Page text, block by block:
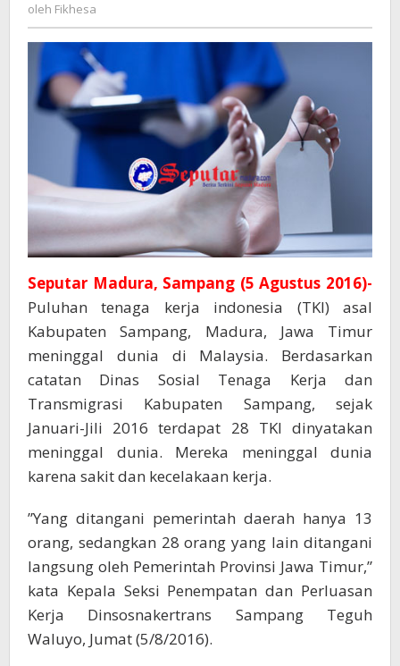
oleh Fikhesa
Seputar Madura, Sampang (5 Agustus 2016)-
Puluhan tenaga kerja indonesia (TKI) asal
Kabupaten Sampang, Madura, Jawa Timur
meninggal dunia di Malaysia. Berdasarkan
catatan Dinas Sosial Tenaga Kerja dan
Transmigrasi Kabupaten Sampang, sejak
Januari-Jili 2016 terdapat 28 TKI dinyatakan
meninggal dunia. Mereka meninggal dunia
karena sakit dan kecelakaan kerja.
”Yang ditangani pemerintah daerah hanya 13
orang, sedangkan 28 orang yang lain ditangani
langsung oleh Pemerintah Provinsi Jawa Timur,”
kata Kepala Seksi Penempatan dan Perluasan
Kerja Dinsosnakertrans Sampang Teguh
Waluyo, Jumat (5/8/2016).